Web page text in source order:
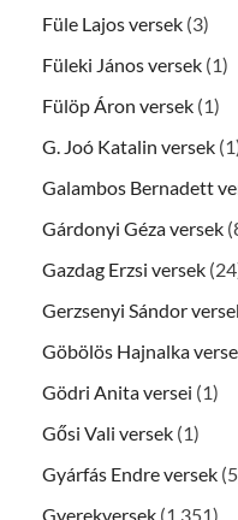
Füle Lajos versek (3)
Füleki János versek (1)
Fülöp Áron versek (1)
G. Joó Katalin versek
Galambos Bernadett
Gárdonyi Géza versek
Gazdag Erzsi versek
Gerzsenyi Sándor
Göbölös Hajnalka
Gödri Anita versei (1)
Gősi Vali versek (1)
Gyárfás Endre versek
Gyerekversek (1 351)